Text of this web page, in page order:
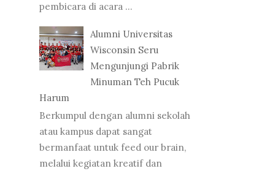
pembicara di acara ...
Alumni Universitas
Wisconsin Seru
Mengunjungi Pabrik
Minuman Teh Pucuk
Harum
Berkumpul dengan alumni sekolah
atau kampus dapat sangat
bermanfaat untuk feed our brain,
melalui kegiatan kreatif dan